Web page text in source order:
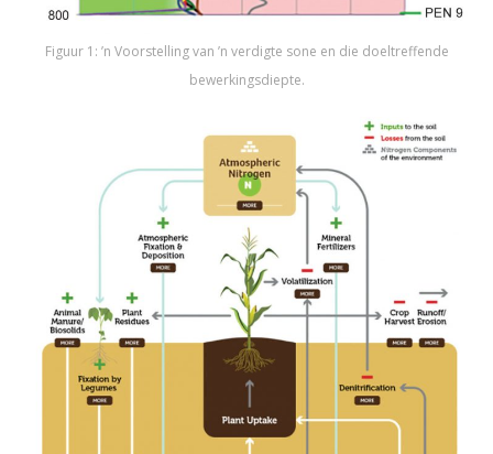
Figuur 1: ’n Voorstelling van ’n verdigte sone en die doeltreffende
bewerkingsdiepte.